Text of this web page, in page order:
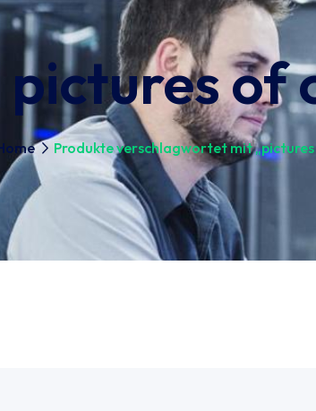
pictures of
Produkte verschlagwortet mit